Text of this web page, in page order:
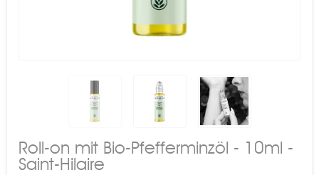
Roll-on mit Bio-Pfefferminzöl - 10ml -
Saint-Hilaire